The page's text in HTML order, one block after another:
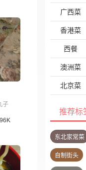
子
广西菜
香港菜
西餐
澳洲菜
北京菜
推荐标
东北家常菜
自制街头